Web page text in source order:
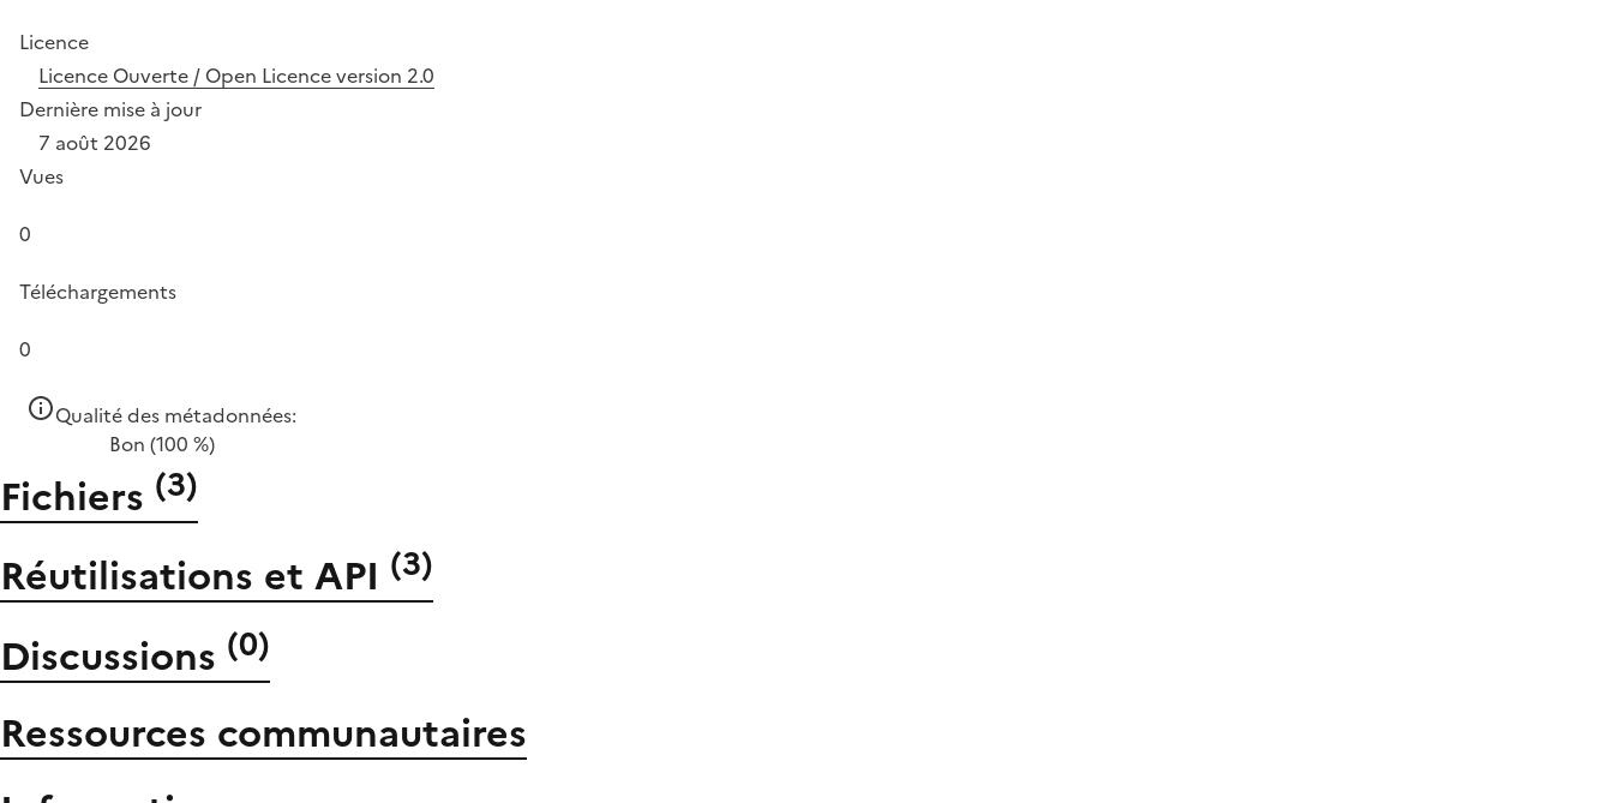
Licence
Licence Ouverte / Open Licence version 2.0
Dernière mise à jour
7 août 2026
Vues
0
Téléchargements
0
Qualité des métadonnées:
Bon (100 %)
Fichiers (3)
Réutilisations et API (3)
Discussions (0)
Ressources communautaires